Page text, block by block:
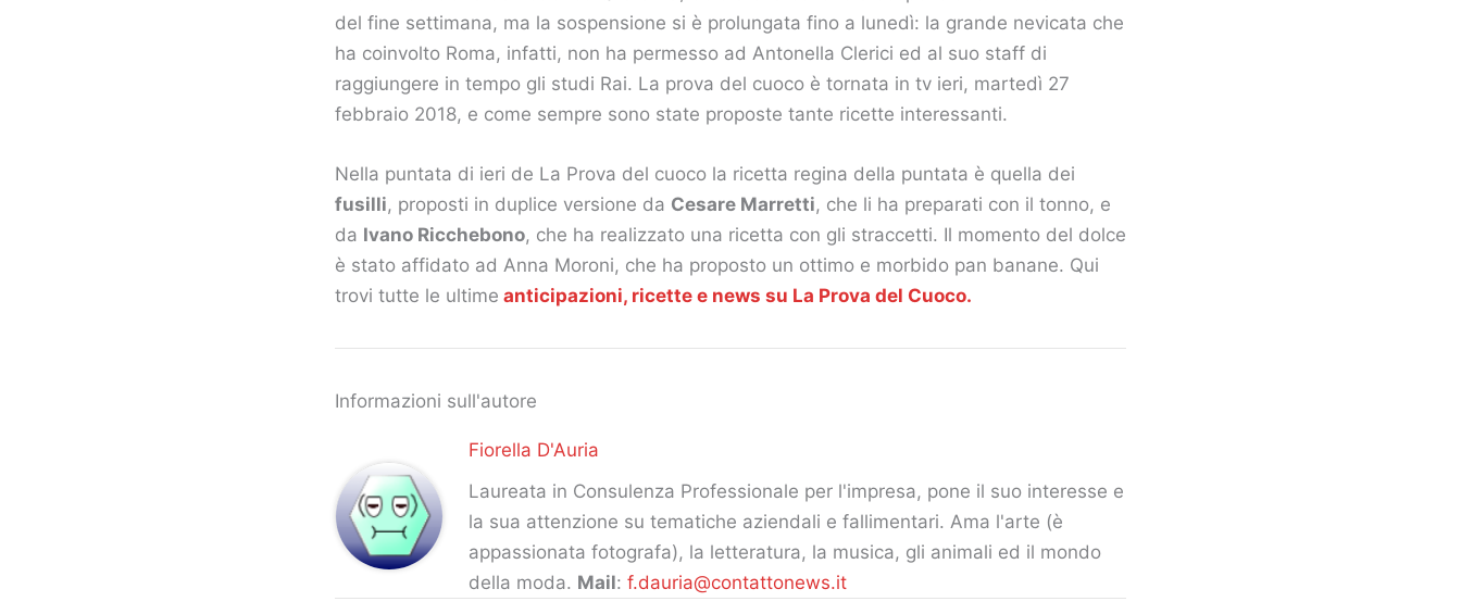
del fine settimana, ma la sospensione si è prolungata fino a lunedì: la grande nevicata che
ha coinvolto Roma, infatti, non ha permesso ad Antonella Clerici ed al suo staff di
raggiungere in tempo gli studi Rai. La prova del cuoco è tornata in tv ieri, martedì 27
febbraio 2018, e come sempre sono state proposte tante ricette interessanti.
Nella puntata di ieri de La Prova del cuoco la ricetta regina della puntata è quella dei
fusilli, proposti in duplice versione da Cesare Marretti, che li ha preparati con il tonno, e
da Ivano Ricchebono, che ha realizzato una ricetta con gli straccetti. Il momento del dolce
è stato affidato ad Anna Moroni, che ha proposto un ottimo e morbido pan banane. Qui
trovi tutte le ultime anticipazioni, ricette e news su La Prova del Cuoco.
Informazioni sull'autore
Fiorella D'Auria
Laureata in Consulenza Professionale per l'impresa, pone il suo interesse e
la sua attenzione su tematiche aziendali e fallimentari. Ama l'arte (è
appassionata fotografa), la letteratura, la musica, gli animali ed il mondo
della moda. Mail: f.dauria@contattonews.it